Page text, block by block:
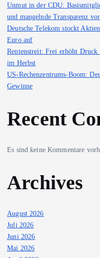
Unmut in der CDU:
und mangelnde Transparenz vor
Deutsche Telekom stockt
Euro auf
Rentenstreit: Frei erhöht
im Herbst
US-Rechenzentrums-Boom:
Gewinne
Recent
Es sind keine Kommentare
Archives
August 2026
Juli 2026
Juni 2026
Mai 2026